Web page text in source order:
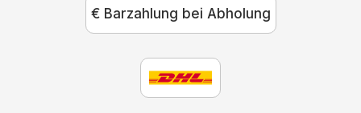
€ Barzahlung bei Abholung